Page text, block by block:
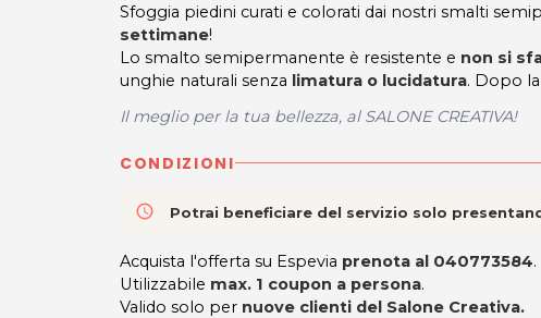
Sfoggia piedini curati e colorati dai nostri smalti
settimane!
Lo smalto semipermanente è resistente e non si
unghie naturali senza limatura o lucidatura. Dopo la
Il meglio per la tua bellezza, al SALONE CREATIVA!
CONDIZIONI
access_time Potrai beneficiare del servizio solo
Acquista l'offerta su Espevia prenota al 040773584.
Utilizzabile max. 1 coupon a persona.
Valido solo per nuove clienti del Salone Creativa.